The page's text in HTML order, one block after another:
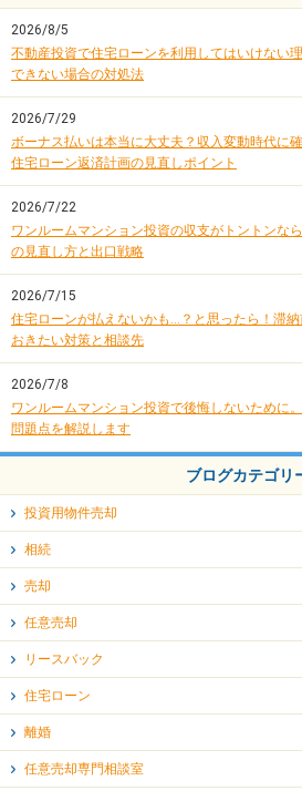
2026/8/5
不動産投資で住宅ローンを利用してはいけない
できない場合の対処法
2026/7/29
ボーナス払いは本当に大丈夫？収入変動時代に
住宅ローン返済計画の見直しポイント
2026/7/22
ワンルームマンション投資の収支がトントンな
の見直し方と出口戦略
2026/7/15
住宅ローンが払えないかも…？と思ったら！滞
おきたい対策と相談先
2026/7/8
ワンルームマンション投資で後悔しないために
問題点を解説します
ブログカテゴリ
投資用物件売却
相続
売却
任意売却
リースバック
住宅ローン
離婚
任意売却専門相談室